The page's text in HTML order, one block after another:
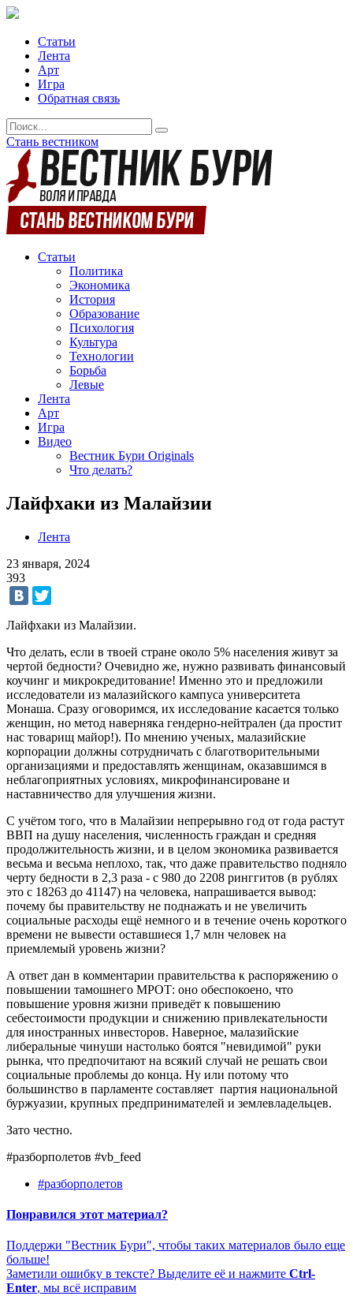
Статьи
Лента
Арт
Игра
Обратная связь
Стань вестником
Статьи
Политика
Экономика
История
Образование
Психология
Культура
Технологии
Борьба
Левые
Лента
Арт
Игра
Видео
Вестник Бури Originals
Что делать?
Лайфхаки из Малайзии
Лента
23 января, 2024
393
Лайфхаки из Малайзии.
Что делать, если в твоей стране около 5% населения живут за
чертой бедности? Очевидно же, нужно развивать финансовый
коучинг и микрокредитование! Именно это и предложили
исследователи из малазийского кампуса университета
Монаша. Сразу оговоримся, их исследование касается только
женщин, но метод наверняка гендерно-нейтрален (да простит
нас товарищ майор!). По мнению ученых, малазийские
корпорации должны сотрудничать с благотворительными
организациями и предоставлять женщинам, оказавшимся в
неблагоприятных условиях, микрофинансироване и
наставничество для улучшения жизни.
С учётом того, что в Малайзии непрерывно год от года растут
ВВП на душу населения, численность граждан и средняя
продолжительность жизни, и в целом экономика развивается
весьма и весьма неплохо, так, что даже правительство подняло
черту бедности в 2,3 раза - с 980 до 2208 ринггитов (в рублях
это с 18263 до 41147) на человека, напрашивается вывод:
почему бы правительству не поднажать и не увеличить
социальные расходы ещё немного и в течение очень короткого
времени не вывести оставшиеся 1,7 млн человек на
приемлемый уровень жизни?
А ответ дан в комментарии правительства к распоряжению о
повышении тамошнего МРОТ: оно обеспокоено, что
повышение уровня жизни приведёт к повышению
себестоимости продукции и снижению привлекательности
для иностранных инвесторов. Наверное, малазийские
либеральные чинуши настолько боятся "невидимой" руки
рынка, что предпочитают на всякий случай не решать свои
социальные проблемы до конца. Ну или потому что
большинство в парламенте составляет партия национальной
буржуазии, крупных предпринимателей и землевладельцев.
Зато честно.
#разборполетов #vb_feed
#разборполетов
Понравился этот материал?
Поддержи "Вестник Бури", чтобы таких материалов было еще
больше!
Заметили ошибку в тексте? Выделите её и нажмите Ctrl-
Enter, мы всё исправим